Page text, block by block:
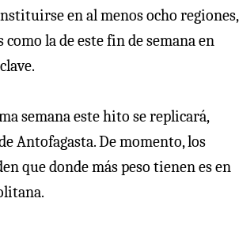
en al menos ocho regiones,
la de este fin de semana en
semana este hito se replicará,
Antofagasta. De momento, los
que donde más peso tienen es en